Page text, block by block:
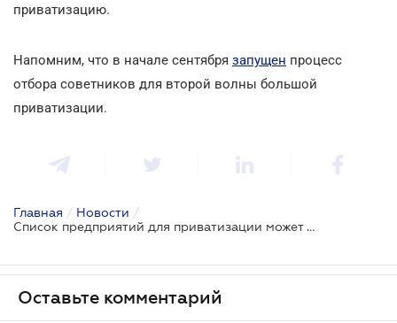
приватизацию.
Напомним, что в начале сентября запущен процесс
отбора советников для второй волны большой
приватизации.
Главная / Новости /
Список предприятий для приватизации может быть расширен
Оставьте комментарий